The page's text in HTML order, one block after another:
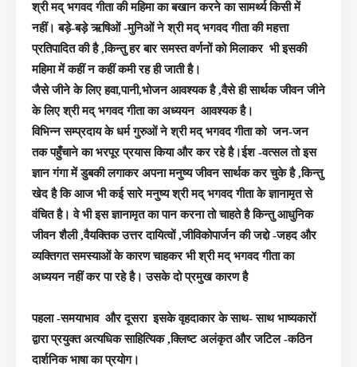
श्री मद् भगवद गीता की महिमा का बखान करने का सामर्थ्य किसी में
नहीं। बड़े-बड़े ऋषिओं -मुनिओं नेश्री मद् भगवद गीता कीमहत्ता
प्रतिपादित की है ,किन्तु हर बार समस्त वर्णनों को मिलाकर भी इसकी
महिमा में कहीं न कहीं कमी रह ही जाती है।
जैसे जीने के लिए हवा,पानी,भोजन आवश्यक है ,वैसे ही सार्थक जीवन जीने
के लिएश्री मद् भगवद गीता का अध्ययन आवश्यक है।
विभिन्न सम्प्रदाय के धर्म गुरुओं नेश्री मद् भगवद गीता को जन-जन
तक पहुँचाने का भरपूर प्रयास किया और कर रहे है।ईश -वत्सल तो इस
ज्ञान गंगा में डुबकी लगाकर अपना मनुष्य जीवन सार्थक कर चुके है ,किन्तु
खेद है कि आज भी कई सारे मनुष्यश्री मद् भगवद गीता के ज्ञानामृत से
वंचित है। वे भी इस ज्ञानामृत का पान करना तो चाहते है किन्तु आधुनिक
जीवन शैली ,वैयक्तिक उत्तर दायित्वों ,जीविकोपार्जन की जद्दो -जहद और
व्यक्तिगत समस्याओं के कारण चाहकर भीश्री मद् भगवद गीता का
अध्ययन नहीं कर पा रहे है। उसके दो प्रमुख कारण है
पहला -समयाभाव और दूसरा इसके वृहदाकार के साथ- साथ भाष्यकारों
द्वारा प्रयुक्त अत्यधिक साहित्यिक ,क्लिष्ट अलंकृत और जटिल -कठिन
दार्शनिक भाषा का प्रयोग।